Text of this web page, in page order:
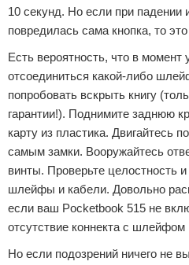
10 секунд. Но если при падении
повредилась сама кнопка, то
Есть вероятность, что в момент
отсоединиться какой-либо
попробовать вскрыть книгу
гарантии!). Поднимите заднюю
карту из пластика. Двигайтесь
самым замки. Вооружайтесь
винты. Проверьте целостность
шлейфы и кабели. Довольно
если ваш Pocketbook 515 не
отсутствие коннекта с шлейфом
Но если подозрений ничего не